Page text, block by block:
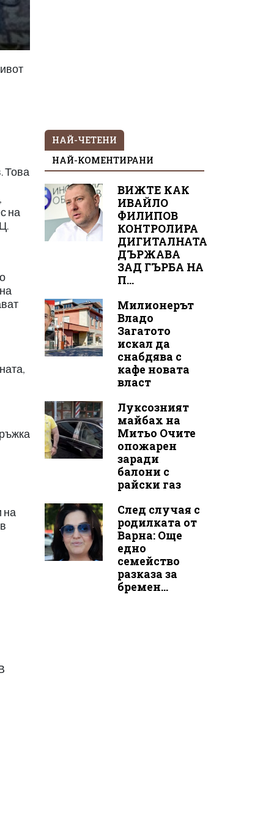
Това
на
на
НАЙ-ЧЕТЕНИ
НАЙ-КОМЕНТИРАНИ
ВИЖТЕ КАК
ИВАЙЛО
ФИЛИПОВ
КОНТРОЛИРА
ДИГИТАЛНАТА
ДЪРЖАВА
ЗАД ГЪРБА НА
П...
Милионерът
Владо
Загатото
искал да
снабдява с
кафе новата
власт
Луксозният
майбах на
Митьо Очите
опожарен
заради
балони с
райски газ
След случая с
родилката от
Варна: Още
едно
семейство
разказа за
бремен...